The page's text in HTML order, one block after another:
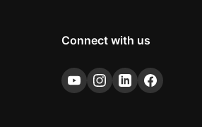
Connect with us